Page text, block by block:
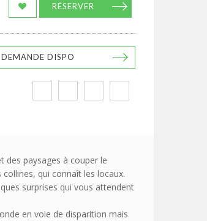
RÉSERVER
DEMANDE DISPO
des paysages à couper le
qui connaît les locaux.
surprises qui vous attendent
en voie de disparition mais